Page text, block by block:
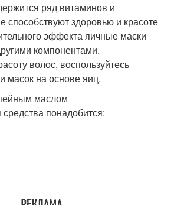
ряд витаминов и
способствуют здоровью и красоте
эффекта яичные маски
компонентами.
волос, воспользуйтесь
масок на основе яиц.
маслом
понадобится: